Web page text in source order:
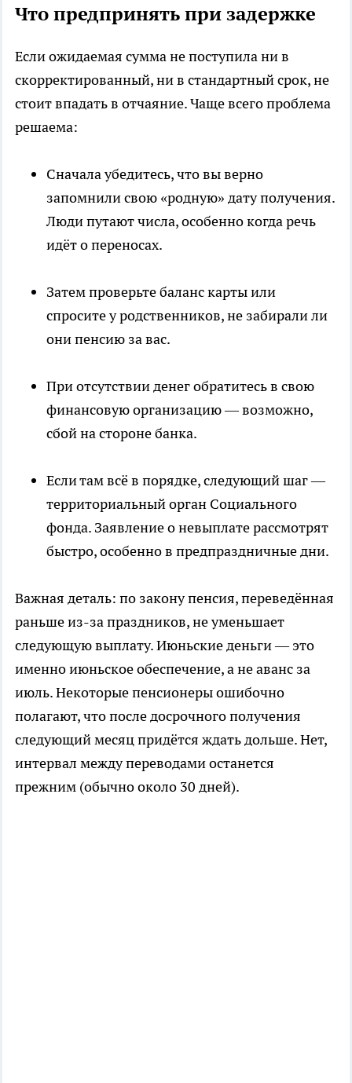
Что предпринять при задержке
Если ожидаемая сумма не поступила ни в
скорректированный, ни в стандартный срок, не
стоит впадать в отчаяние. Чаще всего проблема
решаема:
Сначала убедитесь, что вы верно
запомнили свою «родную» дату получения.
Люди путают числа, особенно когда речь
идёт о переносах.
Затем проверьте баланс карты или
спросите у родственников, не забирали ли
они пенсию за вас.
При отсутствии денег обратитесь в свою
финансовую организацию — возможно,
сбой на стороне банка.
Если там всё в порядке, следующий шаг —
территориальный орган Социального
фонда. Заявление о невыплате рассмотрят
быстро, особенно в предпраздничные дни.
Важная деталь: по закону пенсия, переведённая
раньше из-за праздников, не уменьшает
следующую выплату. Июньские деньги — это
именно июньское обеспечение, а не аванс за
июль. Некоторые пенсионеры ошибочно
полагают, что после досрочного получения
следующий месяц придётся ждать дольше. Нет,
интервал между переводами останется
прежним (обычно около 30 дней).